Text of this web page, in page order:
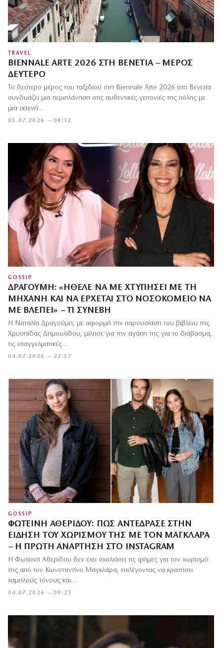
TRAVEL
BIENNALE ARTE 2026 ΣΤΗ ΒΕΝΕΤΊΑ – ΜΈΡΟΣ
ΔΕΎΤΕΡΟ
05.07.2026 — 08:12
Το δεύτερο μέρος του ταξιδιού στη Biennale Arte 2026 στη Βενετία
συνδυάζει μια περιπλάνηση στις αυθεντικές γειτονιές της πόλης με
μια εκτενή…
GOSSIP
ΔΡΑΓΟΎΜΗ: «ΉΘΕΛΕ ΝΑ ΜΕ ΧΤΥΠΉΣΕΙ ΜΕ ΤΗ
ΜΗΧΑΝΉ ΚΑΙ ΝΑ ΈΡΧΕΤΑΙ ΣΤΟ ΝΟΣΟΚΟΜΕΊΟ ΝΑ
ΜΕ ΒΛΈΠΕΙ» – ΤΙ ΣΥΝΈΒΗ
04.07.2026 — 22:57
Η Ναταλία Δραγούμη, με αφορμή την παρουσίαση του βιβλίου της
Χρυσηίδας Δημουλίδου, μίλησε για την αγάπη της για το διάβασμα,
τις επαγγελματικές…
GOSSIP
ΦΩΤΕΙΝΉ ΑΘΕΡΊΔΟΥ: ΠΏΣ ΑΝΤΈΔΡΑΣΕ ΣΤΗΝ
ΕΊΔΗΣΗ ΤΟΥ ΧΩΡΙΣΜΟΎ ΤΗΣ ΜΕ ΤΟΝ ΜΑΓΚΛΆΡΑ
– Η ΠΡΏΤΗ ΑΝΆΡΤΗΣΗ ΣΤΟ INSTAGRAM
04.07.2026 — 00:23
Η Φωτεινή Αθερίδου δεν έχει σχολιάσει τις φήμες για τον χωρισμό
της από τον Κωνσταντίνο Μαγκλάρα, επιλέγοντας να κρατήσει
χαμηλούς τόνους και…